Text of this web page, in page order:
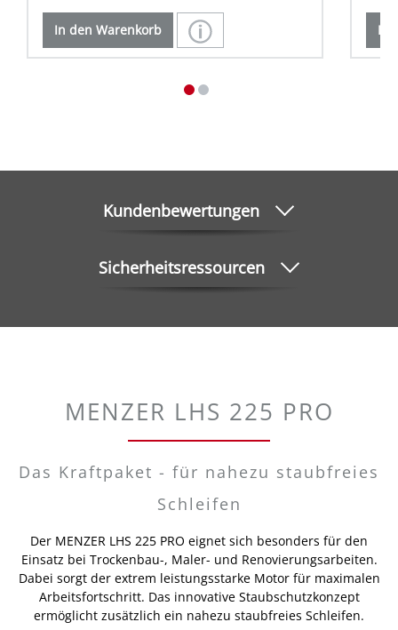
In den Warenkorb In
Kundenbewertungen
Sicherheitsressourcen
MENZER LHS 225 PRO
Das Kraftpaket - für nahezu staubfreies
Schleifen
Der MENZER LHS 225 PRO eignet sich besonders für den
Einsatz bei Trockenbau-, Maler- und Renovierungsarbeiten.
Dabei sorgt der extrem leistungsstarke Motor für maximalen
Arbeitsfortschritt. Das innovative Staubschutzkonzept
ermöglicht zusätzlich ein nahezu staubfreies Schleifen.